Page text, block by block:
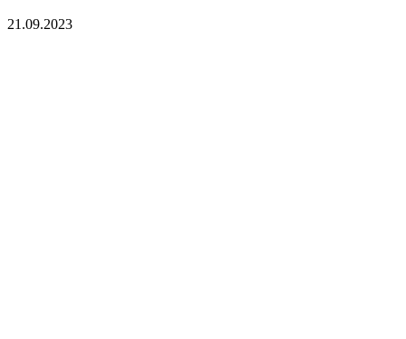
21.09.2023